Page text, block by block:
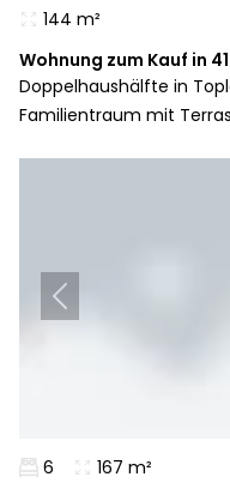
144 m²
Wohnung zum Kauf in
Doppelhaushälfte in
Familientraum mit
6 167 m²